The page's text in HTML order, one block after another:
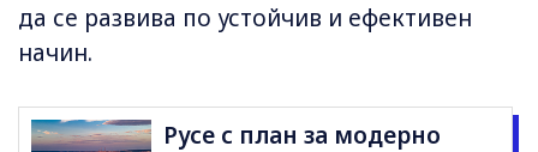
да се развива по устойчив и ефективен
начин.
Русе с план за модерно